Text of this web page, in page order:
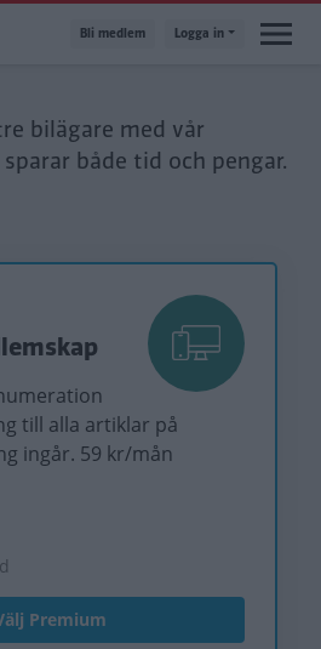
Bli medlem Logga in
bilägare med vår
sparar både tid och pengar.
till alla artiklar på
ingår. 59 kr/mån
Premium